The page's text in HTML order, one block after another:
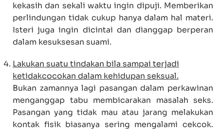
kekasih dan sekali waktu ingin dipuji. Memberikan
perlindungan tidak cukup hanya dalam hal materi.
Isteri juga ingin dicintai dan dianggap berperan
dalam kesuksesan suami.
Lakukan suatu tindakan bila sampai terjadi
ketidakcocokan dalam kehidupan seksual.
Bukan zamannya lagi pasangan dalam perkawinan
menganggap tabu membicarakan masalah seks.
Pasangan yang tidak mau atau jarang melakukan
kontak fisik biasanya sering mengalami cekcok.